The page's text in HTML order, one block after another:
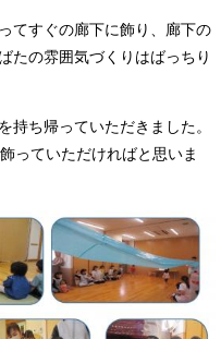
てすぐの廊下に飾り、廊下の
たの雰囲気づくりはばっちり
持ち帰っていただきました。
っていただければと思いま